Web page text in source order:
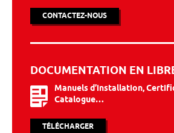
CONTACTEZ-NOUS
DOCUMENTATION EN
Manuels d’installation,
Catalogue…
TÉLÉCHARGER